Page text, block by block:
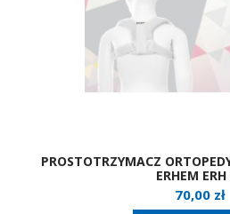
PROSTOTRZYMACZ
ERHEM
Cena
70,00 zł